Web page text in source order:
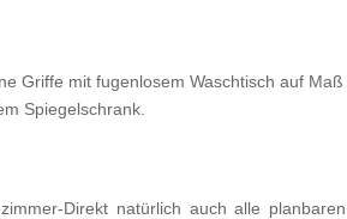
Griffe mit fugenlosem Waschtisch auf Maß
Spiegelschrank.
Direkt natürlich auch alle planbaren